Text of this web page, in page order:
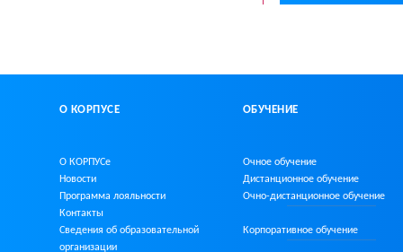
О КОРПУСЕ
О КОРПУСе
Новости
Программа лояльности
Контакты
Сведения об образовательной
организации
ОБУЧЕНИЕ
Очное обучение
Дистанционное обучение
Очно-дистанционноеобучение
Корпоративное обучение